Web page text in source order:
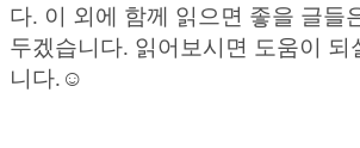
다. 이 외에 함께 읽으면 좋을 글들
두겠습니다. 읽어보시면 도움이 되
니다.☺️